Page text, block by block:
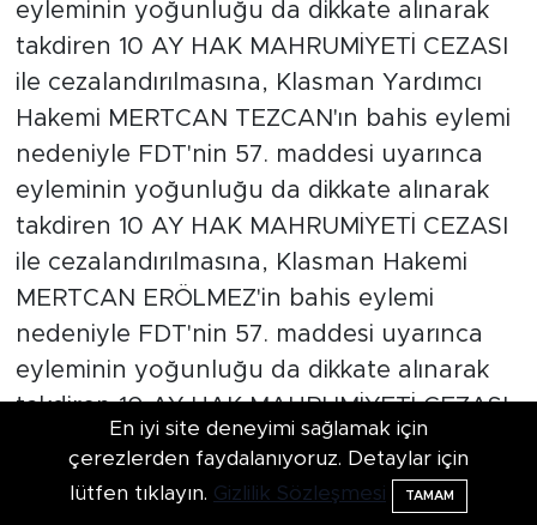
En iyi site deneyimi sağlamak için
çerezlerden faydalanıyoruz. Detaylar için
lütfen tıklayın. Gizlilik Sözleşmesi TAMAM